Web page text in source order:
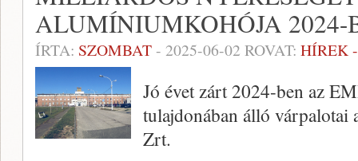
ALUMÍNIUMKOHÓJA 2024-
ÍRTA: SZOMBAT- 2025-06-02 ROVAT: HÍREK
Jó évet zárt 2024-ben az
tulajdonában álló
Zrt.